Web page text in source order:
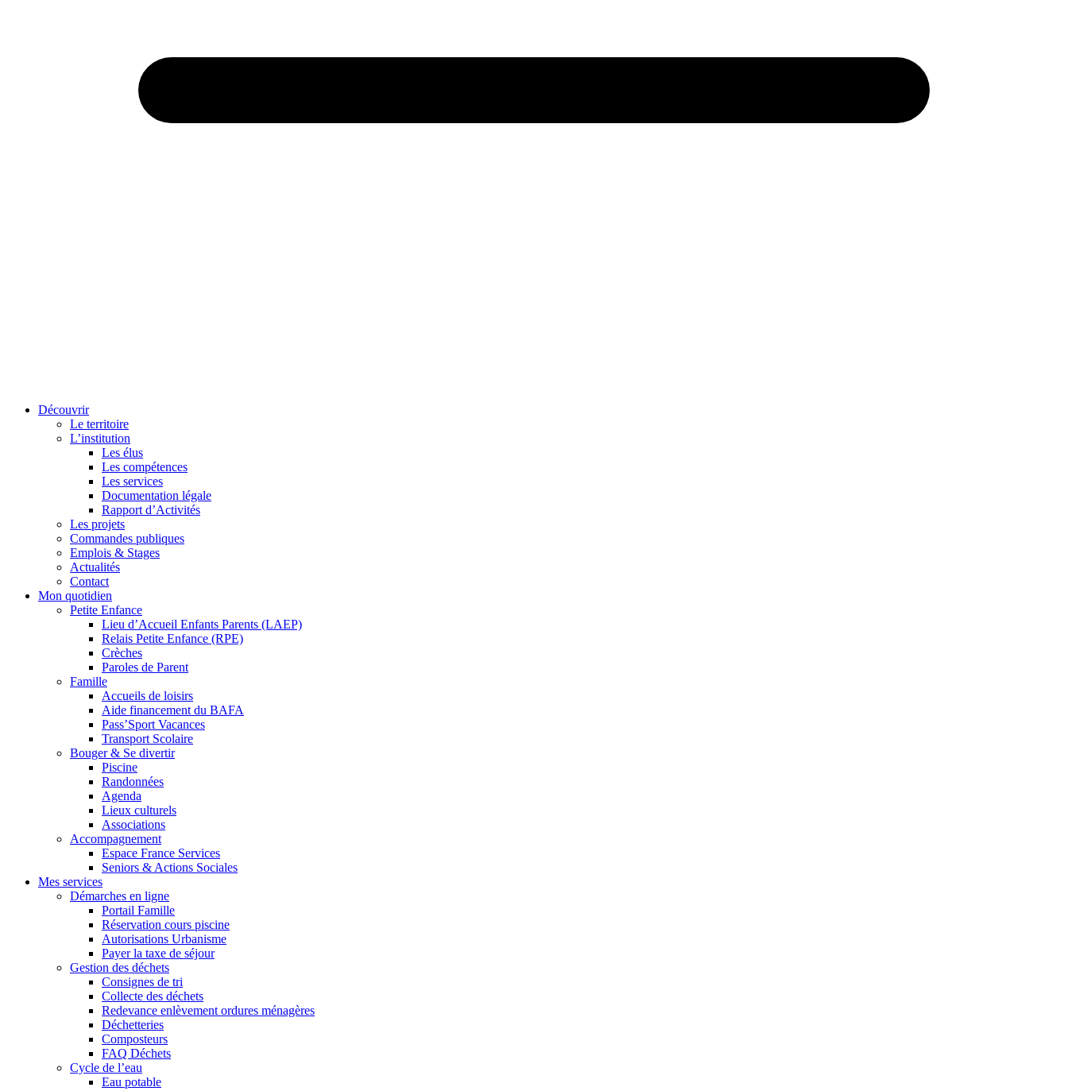
Découvrir
Le territoire
L’institution
Les élus
Les compétences
Les services
Documentation légale
Rapport d’Activités
Les projets
Commandes publiques
Emplois & Stages
Actualités
Contact
Mon quotidien
Petite Enfance
Lieu d’Accueil Enfants Parents (LAEP)
Relais Petite Enfance (RPE)
Crèches
Paroles de Parent
Famille
Accueils de loisirs
Aide financement du BAFA
Pass’Sport Vacances
Transport Scolaire
Bouger & Se divertir
Piscine
Randonnées
Agenda
Lieux culturels
Associations
Accompagnement
Espace France Services
Seniors & Actions Sociales
Mes services
Démarches en ligne
Portail Famille
Réservation cours piscine
Autorisations Urbanisme
Payer la taxe de séjour
Gestion des déchets
Consignes de tri
Collecte des déchets
Redevance enlèvement ordures ménagères
Déchetteries
Composteurs
FAQ Déchets
Cycle de l’eau
Eau potable